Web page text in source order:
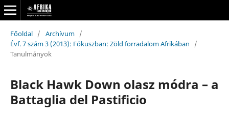
Főoldal / Archívum /
Évf. 7 szám 3 (2013): Fókuszban: Zöld forradalom Afrikában
/
Tanulmányok
Black Hawk Down olasz módra – a
Battaglia del Pastificio